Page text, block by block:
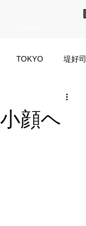
TOKYO 堤好司
イマイマユ
顔ヘ